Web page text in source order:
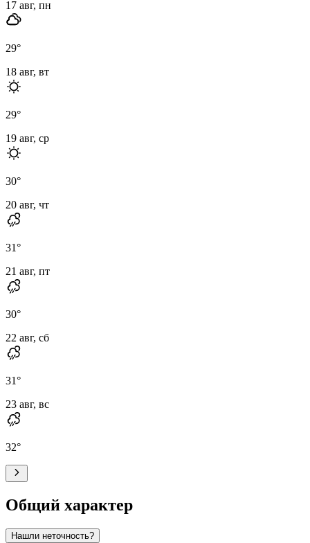
17 авг, пн
29°
18 авг, вт
29°
19 авг, ср
30°
20 авг, чт
31°
21 авг, пт
30°
22 авг, сб
31°
23 авг, вс
32°
Общий характер
Нашли неточность?